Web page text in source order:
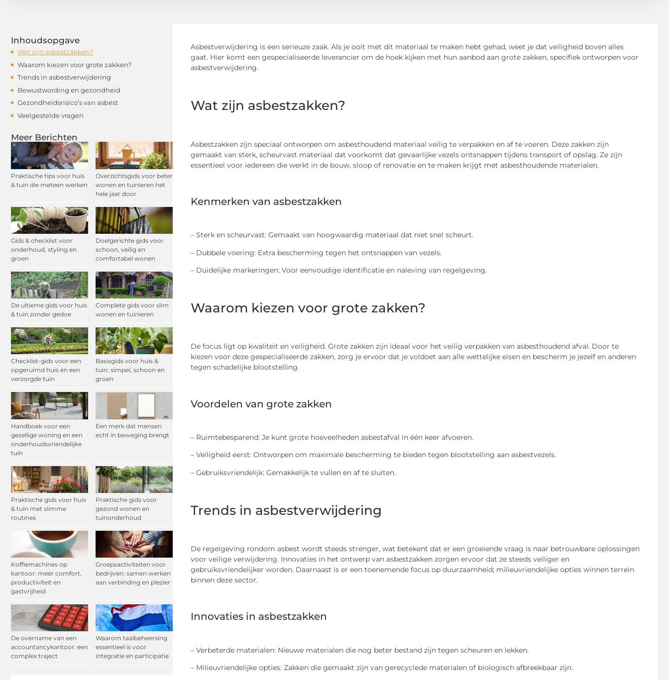
Inhoudsopgave
Wat zijn asbestzakken?
Waarom kiezen voor grote zakken?
Trends in asbestverwijdering
Bewustwording en gezondheid
Gezondheidsrisico’s van asbest
Veelgestelde vragen
Meer Berichten
Praktische tips voor huis
& tuin die meteen werken
Overzichtsgids voor beter
wonen en tuinieren het
hele jaar door
Gids & checklist voor
onderhoud, styling en
groen
Doelgerichte gids voor
schoon, veilig en
comfortabel wonen
De ultieme gids voor huis
& tuin zonder gedoe
Complete gids voor slim
wonen en tuinieren
Checklist-gids voor een
opgeruimd huis en een
verzorgde tuin
Basisgids voor huis &
tuin: simpel, schoon en
groen
Handboek voor een
gezellige woning en een
onderhoudsvriendelijke
tuin
Een merk dat mensen
echt in beweging brengt
Praktische gids voor huis
& tuin met slimme
routines
Praktische gids voor
gezond wonen en
tuinonderhoud
Koffiemachines op
kantoor: meer comfort,
productiviteit en
gastvrijheid
Groepsactiviteiten voor
bedrijven: samen werken
aan verbinding en plezier
De overname van een
accountancykantoor: een
complex traject
Waarom taalbeheersing
essentieel is voor
integratie en participatie
Asbestverwijdering is een serieuze zaak. Als je ooit met dit materiaal te maken hebt gehad, weet je dat veiligheid boven alles
gaat. Hier komt een gespecialiseerde leverancier om de hoek kijken met hun aanbod aan grote zakken, specifiek ontworpen voor
asbestverwijdering.
Wat zijn asbestzakken?
Asbestzakken zijn speciaal ontworpen om asbesthoudend materiaal veilig te verpakken en af te voeren. Deze zakken zijn
gemaakt van sterk, scheurvast materiaal dat voorkomt dat gevaarlijke vezels ontsnappen tijdens transport of opslag. Ze zijn
essentieel voor iedereen die werkt in de bouw, sloop of renovatie en te maken krijgt met asbesthoudende materialen.
Kenmerken van asbestzakken
– Sterk en scheurvast: Gemaakt van hoogwaardig materiaal dat niet snel scheurt.
– Dubbele voering: Extra bescherming tegen het ontsnappen van vezels.
– Duidelijke markeringen: Voor eenvoudige identificatie en naleving van regelgeving.
Waarom kiezen voor grote zakken?
De focus ligt op kwaliteit en veiligheid. Grote zakken zijn ideaal voor het veilig verpakken van asbesthoudend afval. Door te
kiezen voor deze gespecialiseerde zakken, zorg je ervoor dat je voldoet aan alle wettelijke eisen en bescherm je jezelf en anderen
tegen schadelijke blootstelling.
Voordelen van grote zakken
– Ruimtebesparend: Je kunt grote hoeveelheden asbestafval in één keer afvoeren.
– Veiligheid eerst: Ontworpen om maximale bescherming te bieden tegen blootstelling aan asbestvezels.
– Gebruiksvriendelijk: Gemakkelijk te vullen en af te sluiten.
Trends in asbestverwijdering
De regelgeving rondom asbest wordt steeds strenger, wat betekent dat er een groeiende vraag is naar betrouwbare oplossingen
voor veilige verwijdering. Innovaties in het ontwerp van asbestzakken zorgen ervoor dat ze steeds veiliger en
gebruiksvriendelijker worden. Daarnaast is er een toenemende focus op duurzaamheid; milieuvriendelijke opties winnen terrein
binnen deze sector.
Innovaties in asbestzakken
– Verbeterde materialen: Nieuwe materialen die nog beter bestand zijn tegen scheuren en lekken.
– Milieuvriendelijke opties: Zakken die gemaakt zijn van gerecyclede materialen of biologisch afbreekbaar zijn.